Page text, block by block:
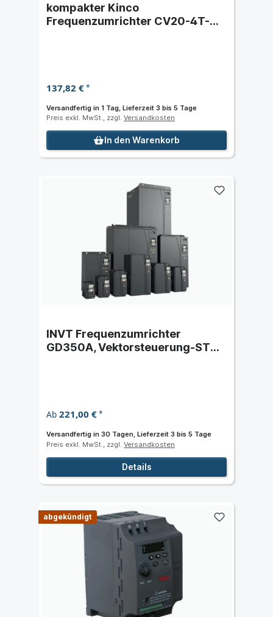
kompakter Kinco
Frequenzumrichter CV20-4T-
137,82 €*
Versandfertig in 1 Tag, Lieferzeit 3 bis 5 Tage
Preis exkl. MwSt., zzgl. Versandkosten
In den Warenkorb
INVT Frequenzumrichter
GD350A, Vektorsteuerung-STO-
Ab 221,00 €*
Versandfertig in 30 Tagen, Lieferzeit 3 bis 5 Tage
Preis exkl. MwSt., zzgl. Versandkosten
Details
abgekündigt